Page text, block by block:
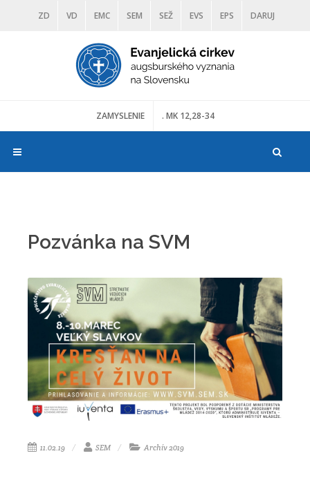
ZD VD EMC SEM SEŽ EVS EPS DARUJ
DIAKONIA ŠKOLY TRANOSCIUS
ZAMYSLENIE . MK 12,28-34
Pozvánka na SVM
11.02.19 SEM Archív 2019